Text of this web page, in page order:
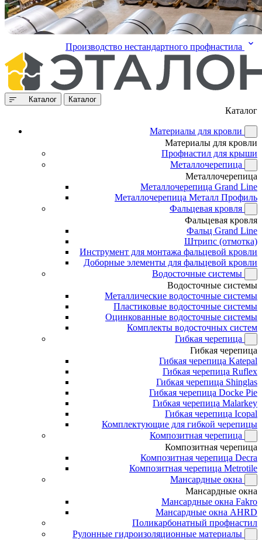
Производство нестандартного профнастила
Каталог Каталог
Каталог
Материалы для кровли
Материалы для кровли
Профнастил для крыши
Металлочерепица
Металлочерепица
Металлочерепица Grand Line
Металлочерепица Металл Профиль
Фальцевая кровля
Фальцевая кровля
Фальц Grand Line
Штрипс (отмотка)
Инструмент для монтажа фальцевой кровли
Доборные элементы для фальцевой кровли
Водосточные системы
Водосточные системы
Металлические водосточные системы
Пластиковые водосточные системы
Оцинкованные водосточные системы
Комплекты водосточных систем
Гибкая черепица
Гибкая черепица
Гибкая черепица Katepal
Гибкая черепица Ruflex
Гибкая черепица Shinglas
Гибкая черепица Docke Pie
Гибкая черепица Malarkey
Гибкая черепица Icopal
Комплектующие для гибкой черепицы
Композитная черепица
Композитная черепица
Композитная черепица Decra
Композитная черепица Metrotile
Мансардные окна
Мансардные окна
Мансардные окна Fakro
Мансардные окна AHRD
Поликарбонатный профнастил
Рулонные гидроизоляционные материалы